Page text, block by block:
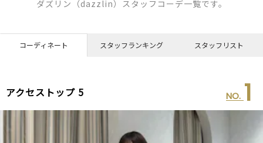
ダズリン（dazzlin）スタッフコーデ一覧です。
コーディネート スタッフランキング スタッフリスト
アクセストップ 5 NO. 1